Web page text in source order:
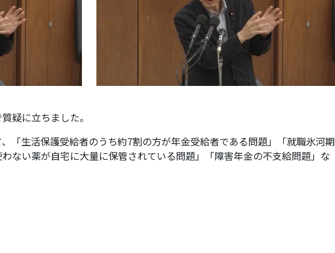
疑に立ちました。
「生活保護受給者のうち約7割の方が年金受給者である問題」「就職氷河期
ない薬が自宅に大量に保管されている問題」「障害年金の不支給問題」な